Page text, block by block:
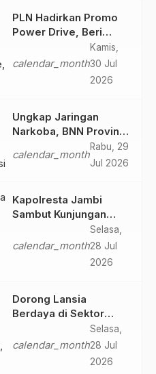
PLN Hadirkan Promo
Power Drive, Beri
Diskon Tambah Daya
50% di Ajang GIIAS
calendar_month
Kamis,
30 Jul
2026
Ungkap Jaringan
Narkoba, BNN Provinsi
Jambi dan Bea Cukai
Amankan Sembilan
Gram Sabu
calendar_month
Rabu, 29
Jul 2026
Kapolresta Jambi
Sambut Kunjungan
Ketua dan Pengurus
PWI Kota Jambi
Perkuat Sinergi dan
calendar_month
Selasa,
28 Jul
2026
Dorong Lansia
Berdaya di Sektor
Hijau, Pertamina EP
Jambi Gagas
Lansiapreneur Batik
calendar_month
Selasa,
28 Jul
2026